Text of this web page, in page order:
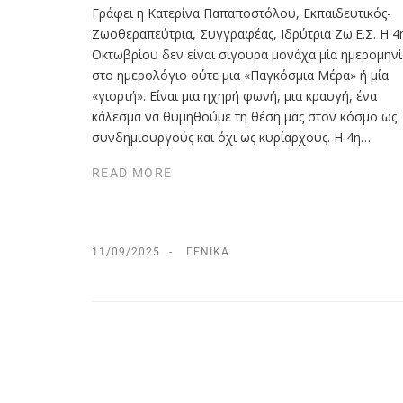
Γράφει η Κατερίνα Παπαποστόλου, Εκπαιδευτικός-
Ζωοθεραπεύτρια, Συγγραφέας, Ιδρύτρια Ζω.Ε.Σ. Η
Οκτωβρίου δεν είναι σίγουρα μονάχα μία
στο ημερολόγιο ούτε μια «Παγκόσμια Μέρα» ή μία
«γιορτή». Είναι μια ηχηρή φωνή, μια κραυγή, ένα
κάλεσμα να θυμηθούμε τη θέση μας στον κόσμο ως
συνδημιουργούς και όχι ως κυρίαρχους. Η 4η…
READ MORE
11/09/2025 ΓΕΝΙΚΆ